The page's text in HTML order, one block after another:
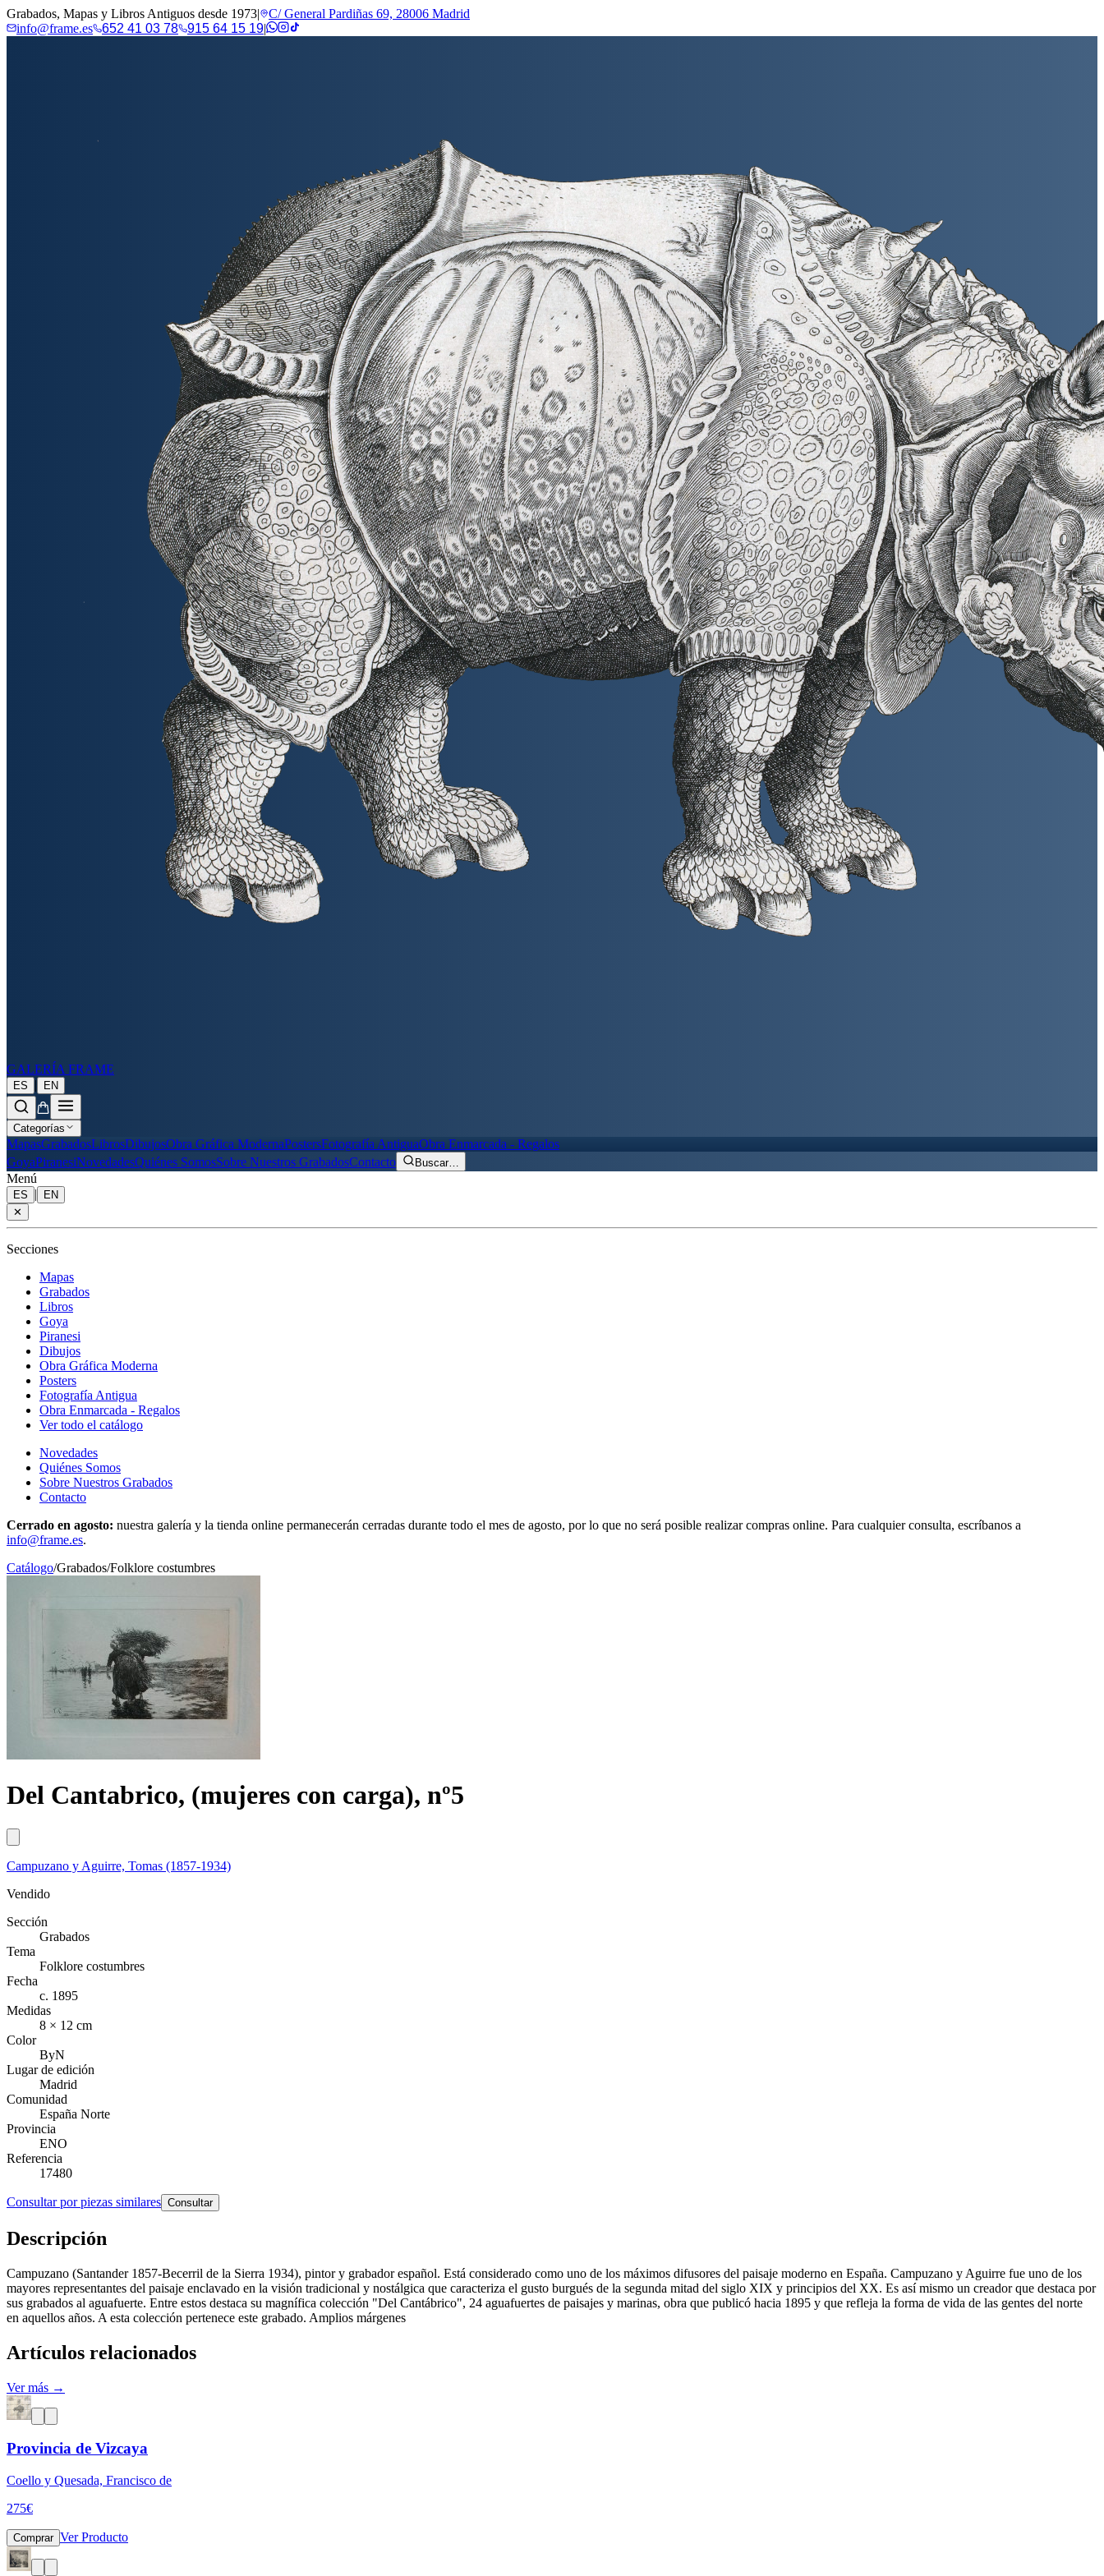
Grabados, Mapas y Libros Antiguos desde 1973|
C/ General Pardiñas 69, 28006 Madrid
info@frame.es
652 41 03 78 915 64 15 19|
GALERÍA FRAME
ES | EN
Categorías
MapasGrabadosLibrosDibujosObra Gráfica ModernaPostersFotografía AntiguaObra Enmarcada - Regalos
GoyaPiranesiNovedadesQuiénes SomosSobre Nuestros GrabadosContacto Buscar…
Menú
ES |
EN
✕
Secciones
Mapas
Grabados
Libros
Goya
Piranesi
Dibujos
Obra Gráfica Moderna
Posters
Fotografía Antigua
Obra Enmarcada - Regalos
Ver todo el catálogo
Novedades
Quiénes Somos
Sobre Nuestros Grabados
Contacto
Cerrado en agosto: nuestra galería y la tienda online permanecerán cerradas durante todo el mes de agosto, por lo que no será posible realizar compras online. Para cualquier consulta, escríbanos a
info@frame.es.
Catálogo/Grabados/Folklore costumbres
Del Cantabrico, (mujeres con carga), nº5
Campuzano y Aguirre, Tomas (1857-1934)
Vendido
Sección
Grabados
Tema
Folklore costumbres
Fecha
c. 1895
Medidas
8 × 12 cm
Color
ByN
Lugar de edición
Madrid
Comunidad
España Norte
Provincia
ENO
Referencia
17480
Consultar por piezas similares Consultar
Descripción
Campuzano (Santander 1857-Becerril de la Sierra 1934), pintor y grabador español. Está considerado como uno de los máximos difusores del paisaje moderno en España. Campuzano y Aguirre fue uno de los
mayores representantes del paisaje enclavado en la visión tradicional y nostálgica que caracteriza el gusto burgués de la segunda mitad del siglo XIX y principios del XX. Es así mismo un creador que destaca por
sus grabados al aguafuerte. Entre estos destaca su magnífica colección "Del Cantábrico", 24 aguafuertes de paisajes y marinas, obra que publicó hacia 1895 y que refleja la forma de vida de las gentes del norte
en aquellos años. A esta colección pertenece este grabado. Amplios márgenes
Artículos relacionados
Ver más →
Provincia de Vizcaya
Coello y Quesada, Francisco de
275€
Comprar Ver Producto